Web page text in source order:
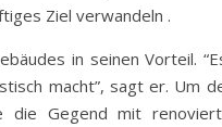
Ziel verwandeln .
in seinen Vorteil.
macht”, sagt er. Um
Gegend mit